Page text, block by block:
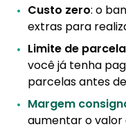
Custo zero: o
extras para
Limite de
você já tenha
parcelas antes
Margem
aumentar o valor